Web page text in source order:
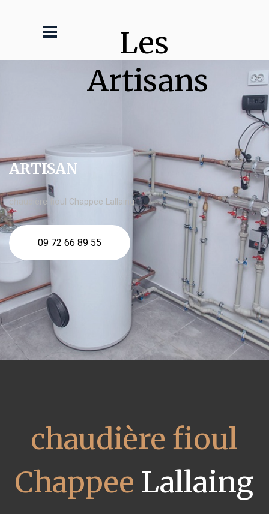
Les
Artisans
ARTISAN
chaudière fioul Chappee Lallaing
09 72 66 89 55
chaudière fioul
Chappee Lallaing